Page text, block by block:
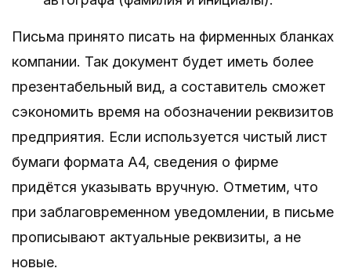
Письма принято писать на фирменных бланках
компании. Так документ будет иметь более
презентабельный вид, а составитель сможет
сэкономить время на обозначении реквизитов
предприятия. Если используется чистый лист
бумаги формата А4, сведения о фирме
придётся указывать вручную. Отметим, что
при заблаговременном уведомлении, в письме
прописывают актуальные реквизиты, а не
новые.